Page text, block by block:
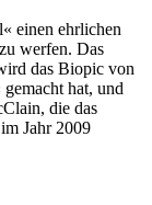
einen ehrlichen
werfen. Das
das Biopic von
hat, und
die das
Jahr 2009